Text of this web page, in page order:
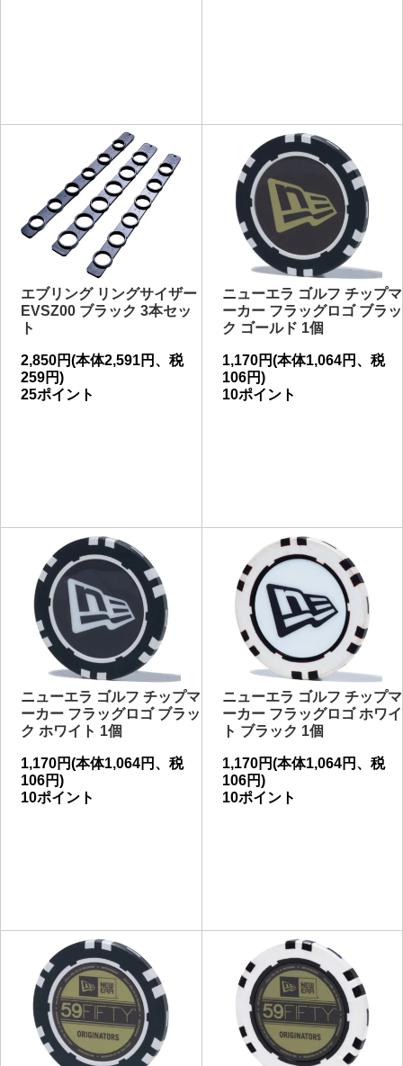
エブリング リングサイザー
EVSZ00 ブラック 3本セッ
ト
2,850円(本体2,591円、税
259円)
25ポイント
ニューエラ ゴルフ チップマ
ーカー フラッグロゴ ブラッ
ク ゴールド 1個
1,170円(本体1,064円、税
106円)
10ポイント
ニューエラ ゴルフ チップマ
ーカー フラッグロゴ ブラッ
ク ホワイト 1個
1,170円(本体1,064円、税
106円)
10ポイント
ニューエラ ゴルフ チップマ
ーカー フラッグロゴ ホワイ
ト ブラック 1個
1,170円(本体1,064円、税
106円)
10ポイント